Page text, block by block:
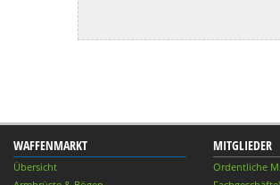
WAFFENMARKT
Übersicht
MITGLIEDER
Ordentliche